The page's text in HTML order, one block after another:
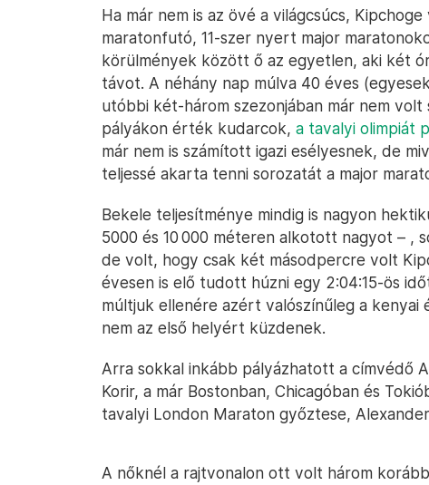
Ha már nem is az övé a világcsúcs,
maratonfutó, 11-szer nyert major
körülmények között ő az egyetlen, aki két
távot. A néhány nap múlva 40 éves
utóbbi két-három szezonjában már nem
pályákon érték kudarcok, a tavalyi olimpiát
már nem is számított igazi esélyesnek, de
teljessé akarta tenni sorozatát a major
Bekele teljesítménye mindig is nagyon
5000 és 10 000 méteren alkotott nagyot – ,
de volt, hogy csak két másodpercre volt
évesen is elő tudott húzni egy 2:04:15-ös
múltjuk ellenére azért valószínűleg a kenyai
nem az első helyért küzdenek.
Arra sokkal inkább pályázhatott a címvédő
Korir, a már Bostonban, Chicagóban és
tavalyi London Maraton győztese,
A nőknél a rajtvonalon ott volt három